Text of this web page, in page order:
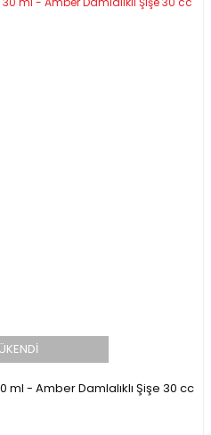
- Amber Damlalıklı Şişe 30 cc